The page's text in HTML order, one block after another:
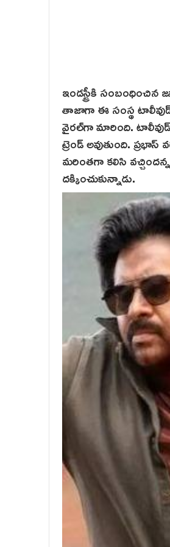
ఇండస్ట్రీకి సంబంధించిన
తాజాగా ఈ సంస్థ
వైరల్‌గా మారింది.
ట్రెండ్ అవుతుంది.
మరింతగా కలిసి
దక్కించుకున్నాడు.